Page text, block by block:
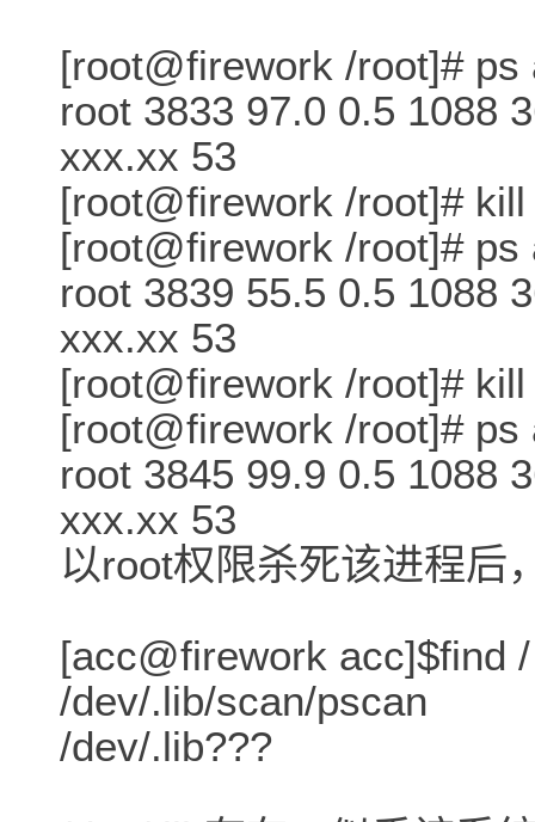
[root@firework /root]#
root 3833 97.0 0.5 1088
xxx.xx 53
[root@firework /root]#
[root@firework /root]#
root 3839 55.5 0.5 1088
xxx.xx 53
[root@firework /root]#
[root@firework /root]#
root 3845 99.9 0.5 1088
xxx.xx 53
以root权限杀死该进程后
[acc@firework acc]$find
/dev/.lib/scan/pscan
/dev/.lib???